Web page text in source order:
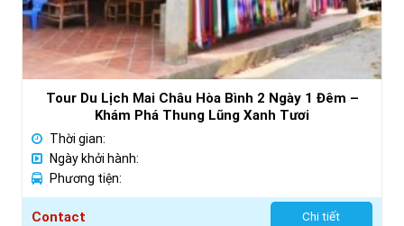
Tour Du Lịch Mai Châu Hòa Bình 2 Ngày 1 Đêm –
Khám Phá Thung Lũng Xanh Tươi
Thời gian:
Ngày khởi hành:
Phương tiện:
Contact Chi tiết